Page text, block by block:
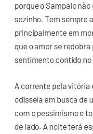
porque o Sampaio
sozinho. Tem sempre
principalmente em
que o amor se
sentimento contido
A corrente pela vitória
odisseia em busca de
com o pessimismo e
de lado. A noite terá